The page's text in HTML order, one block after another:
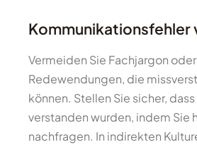
Kommunikationsfehler
Vermeiden Sie Fachjargon
Redewendungen, die
können. Stellen Sie sicher,
verstanden wurden, indem Sie
nachfragen. In indirekten